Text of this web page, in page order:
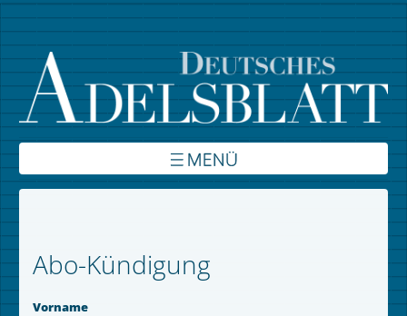
Über uns
Verbände
Abo-Kündigung
Vorname